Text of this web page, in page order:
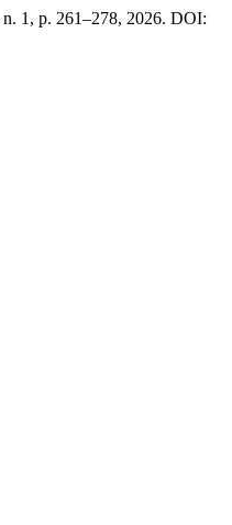
n. 1, p. 261–278, 2026. DOI: